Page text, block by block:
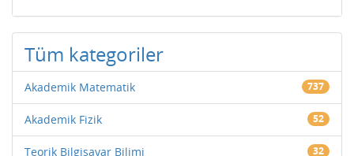
Tüm kategoriler
Akademik Matematik 737
Akademik Fizik 52
Teorik Bilgisayar Bilimi 32